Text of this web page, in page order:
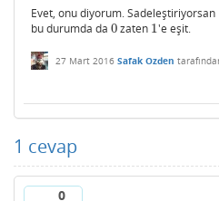
Evet, onu diyorum. Sadeleştiriyorsan
bu durumda da 0
0zaten 1
1'e eşit.
27 Mart 2016 Safak Ozden
1 cevap
0